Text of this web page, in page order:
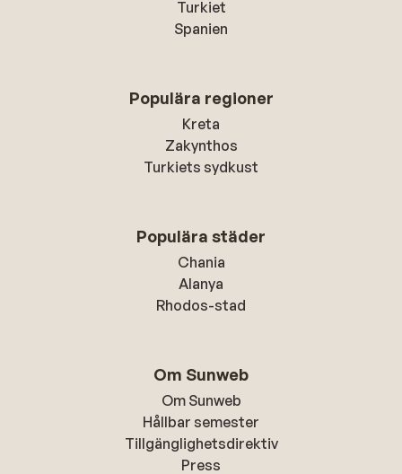
Turkiet
Spanien
Populära regioner
Kreta
Zakynthos
Turkiets sydkust
Populära städer
Chania
Alanya
Rhodos-stad
Om Sunweb
Om Sunweb
Hållbar semester
Tillgänglighetsdirektiv
Press